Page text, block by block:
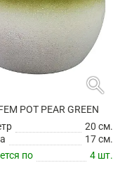
search
POT PEAR GREEN
20 см.
17 см.
по
4 шт.